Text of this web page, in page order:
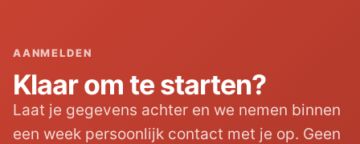
AANMELDEN
Klaar om te starten?
Laat je gegevens achter en we nemen binnen
een week persoonlijk contact met je op. Geen